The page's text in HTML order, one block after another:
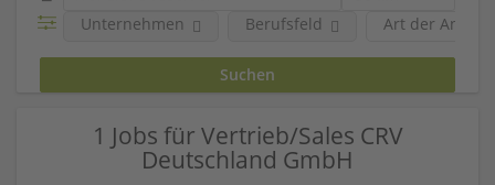
Art der
Unternehmen Berufsfeld
1 Jobs für Vertrieb/Sales CRV
Deutschland GmbH